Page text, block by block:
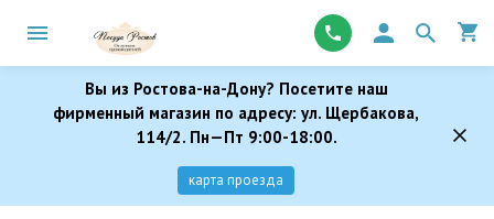
Вы из Ростова-на-Дону? Посетите наш
фирменный магазин по адресу: ул. Щербакова,
114/2. Пн—Пт 9:00-18:00.
карта проезда